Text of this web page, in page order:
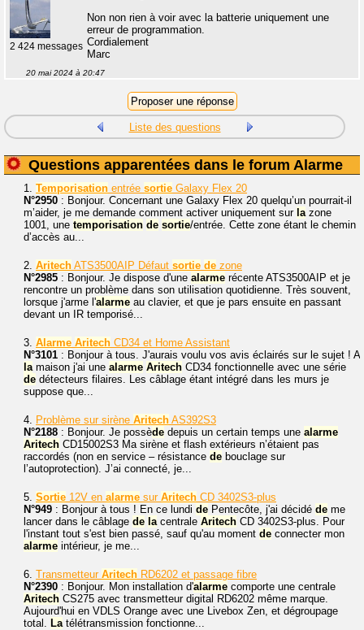
2 424 messages
Non non rien à voir avec la batterie uniquement une
erreur de programmation.
Cordialement
Marc
20 mai 2024 à 20:47
Liste des questions
Questions apparentées dans le forum Alarme
1. Temporisation entrée sortie Galaxy Flex 20
N°2950 : Bonjour. Concernant une Galaxy Flex 20 quelqu’un pourrait-il
m’aider, je me demande comment activer uniquement sur lazone
1001, une temporisation de sortie/entrée. Cette zone étant le chemin
d’accès au...
2. Aritech ATS3500AIP Défaut sortie de zone
N°2985 : Bonjour. Je dispose d'une alarme récente ATS3500AIP et je
rencontre un problème dans son utilisation quotidienne. Très souvent,
lorsque j'arme l'alarme au clavier, et que je pars ensuite en passant
devant un IR temporisé...
3. Alarme Aritech CD34 et Home Assistant
N°3101 : Bonjour à tous. J'aurais voulu vos avis éclairés sur le sujet ! A
lamaison j'ai une alarme Aritech CD34 fonctionnelle avec une série
de détecteurs filaires. Les câblage étant intégré dans les murs je
suppose que...
4. Problème sur sirène Aritech AS392S3
N°2188 : Bonjour. Je possède depuis un certain temps une alarme
Aritech CD15002S3 Ma sirène et flash extérieurs n’étaient pas
raccordés (non en service – résistance de bouclage sur
l’autoprotection). J’ai connecté, je...
5. Sortie 12V en alarme sur Aritech CD 3402S3-plus
N°949 : Bonjour à tous ! En ce lundi de Pentecôte, j'ai décidé de me
lancer dans le câblage de lacentrale Aritech CD 3402S3-plus. Pour
l'instant tout s'est bien passé, sauf qu'au moment de connecter mon
alarme intérieur, je me...
6. Transmetteur Aritech RD6202 et passage fibre
N°2390 : Bonjour. Mon installation d'alarme comporte une centrale
Aritech CS275 avec transmetteur digital RD6202 même marque.
Aujourd'hui en VDLS Orange avec une Livebox Zen, et dégroupage
total. Latélétransmission fonctionne...